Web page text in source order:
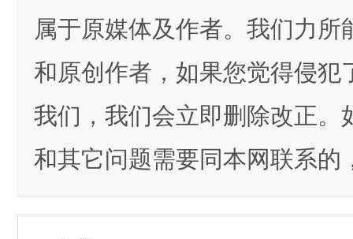
属于原媒体及作者。我们力所
和原创作者，如果您觉得侵犯
我们，我们会立即删除改正。
和其它问题需要同本网联系的